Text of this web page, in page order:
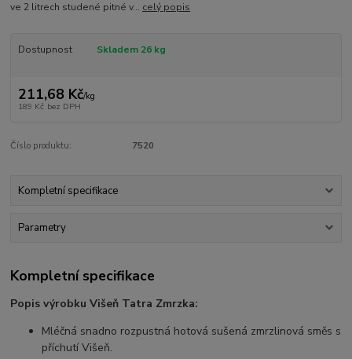
ve 2 litrech studené pitné v... celý popis
Dostupnost Skladem 26 kg
211,68 Kč/kg
189 Kč bez DPH
Číslo produktu: 7520
Kompletní specifikace
Parametry
Kompletní specifikace
Popis výrobku Višeň Tatra Zmrzka:
Mléčná snadno rozpustná hotová sušená zmrzlinová směs s
příchutí Višeň.